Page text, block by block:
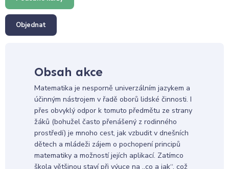
Objednat
Obsah akce
Matematika je nesporně univerzálním jazykem a
účinným nástrojem v řadě oborů lidské činnosti. I
přes obvyklý odpor k tomuto předmětu ze strany
žáků (bohužel často přenášený z rodinného
prostředí) je mnoho cest, jak vzbudit v dnešních
dětech a mládeži zájem o pochopení principů
matematiky a možností jejích aplikací. Zatímco
škola většinou staví při výuce na „co a jak“, což